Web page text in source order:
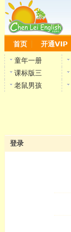
首页 开通VIP
童年一册
课标版三
老鼠男孩
登录